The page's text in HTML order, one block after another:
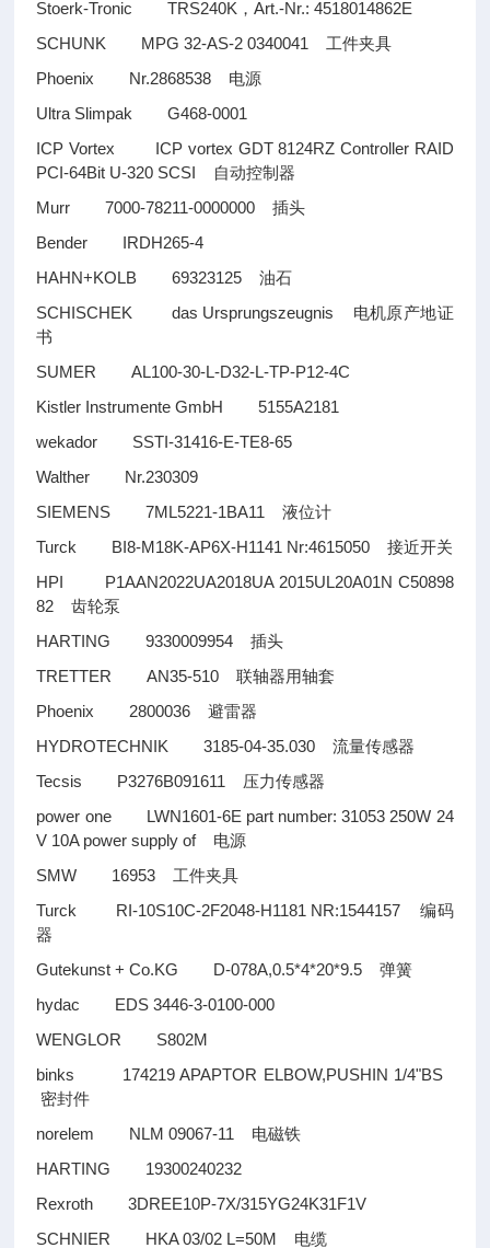
Stoerk-Tronic TRS240K ，Art.-Nr.: 4518014862E
SCHUNK MPG 32-AS-2 0340041 工件夹具
Phoenix Nr.2868538 电源
Ultra Slimpak G468-0001
ICP Vortex ICP vortex GDT 8124RZ Controller RAID
PCI-64Bit U-320 SCSI
自动控制器
Murr 7000-78211-0000000插头
Bender IRDH265-4
HAHN+KOLB 69323125油石
SCHISCHEK das Ursprungszeugnis
电机原产地证
书
SUMER AL100-30-L-D32-L-TP-P12-4C
Kistler Instrumente GmbH 5155A2181
wekador SSTI-31416-E-TE8-65
Walther Nr.230309
SIEMENS 7ML5221-1BA11液位计
Turck BI8-M18K-AP6X-H1141 Nr:4615050接近开关
HPI P1AAN2022UA2018UA 2015UL20A01N C50898
82齿轮泵
HARTING 9330009954插头
TRETTER AN35-510联轴器用轴套
Phoenix 2800036避雷器
HYDROTECHNIK 3185-04-35.030流量传感器
Tecsis P3276B091611 压力传感器
power one LWN1601-6E part number: 31053 250W 24
V 10A power supply of 电源
SMW 16953 工件夹具
Turck RI-10S10C-2F2048-H1181 NR:1544157编码
器
Gutekunst + Co.KG D-078A,0.5*4*20*9.5弹簧
hydac EDS 3446-3-0100-000
WENGLOR S802M
binks 174219 APAPTOR ELBOW,PUSHIN 1/4"BS
密封件
norelem NLM 09067-11 电磁铁
HARTING 19300240232
Rexroth 3DREE10P-7X/315YG24K31F1V
SCHNIER HKA 03/02 L=50M 电缆